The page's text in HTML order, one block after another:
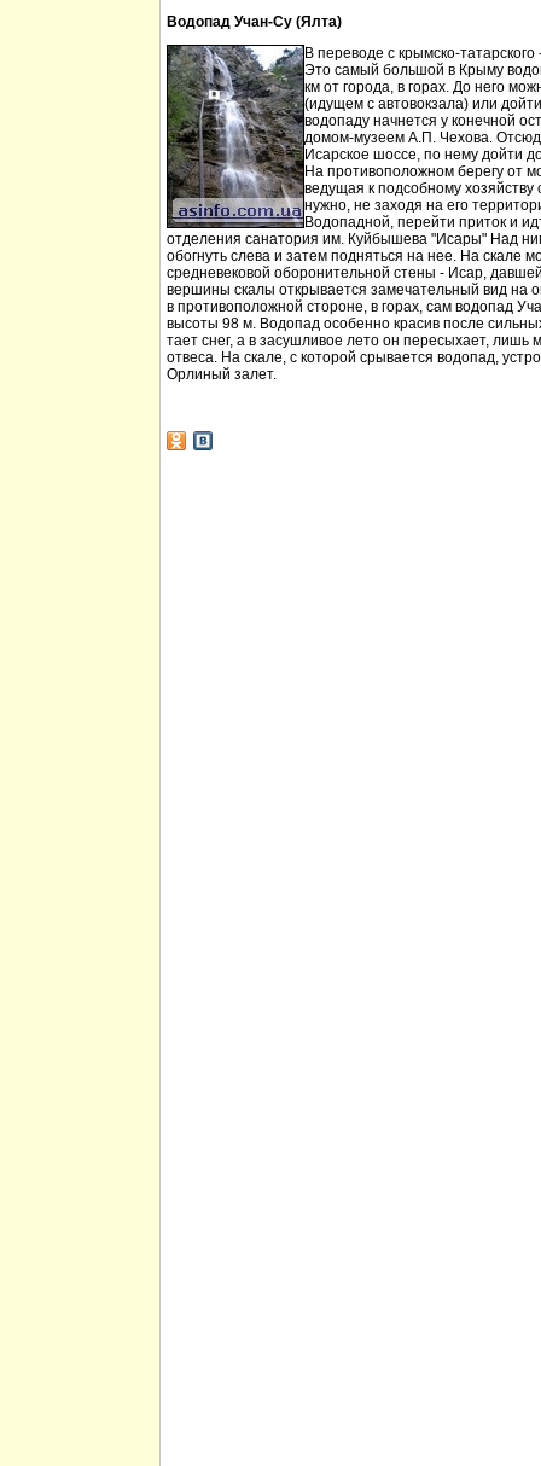
Водопад Учан-Су (Ялта)
В переводе с крымско-
Это самый большой в Крыму
км от города, в горах. До него
(идущем с автовокзала) или
водопаду начнется у конечной
домом-музеем А.П. Чехова.
Исарское шоссе, по нему дойти
На противоположном берегу от
ведущая к подсобному
нужно, не заходя на его
Водопадной, перейти приток и
отделения санатория им. Куйбышева "Исары" Над
обогнуть слева и затем подняться на нее. На скале
средневековой оборонительной стены - Исар,
вершины скалы открывается замечательный вид на
в противоположной стороне, в горах, сам водопад
высоты 98 м. Водопад особенно красив после
тает снег, а в засушливое лето он пересыхает, лишь
отвеса. На скале, с которой срывается водопад,
Орлиный залет.